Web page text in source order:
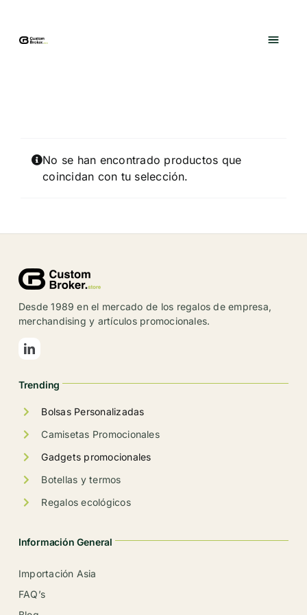
contenido
No se han encontrado productos que
coincidan con tu selección.
Desde 1989 en el mercado de los regalos de empresa,
merchandising y artículos promocionales.
Trending
Bolsas Personalizadas
Camisetas Promocionales
Gadgets promocionales
Botellas y termos
Regalos ecológicos
Información General
Importación Asia
FAQ’s